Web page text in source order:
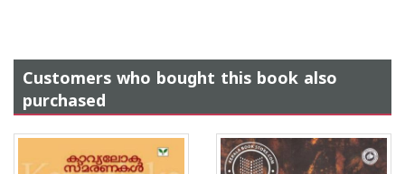
Customers who bought this book also
purchased